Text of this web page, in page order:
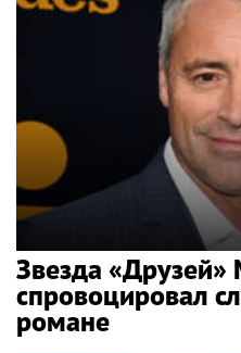
Звезда «Друзей»
спровоцировал
романе